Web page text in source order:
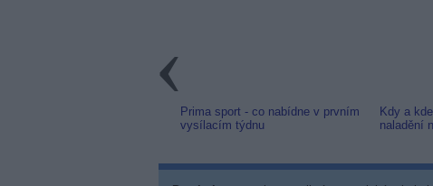
Prima sport - co nabídne v prvním
vysílacím týdnu
Kdy a
naladění